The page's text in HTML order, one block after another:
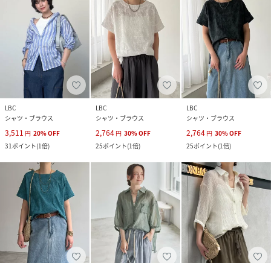
LBC
シャツ・ブラウス
3,511 円 20%OFF
31ポイント(1倍)
LBC
シャツ・ブラウス
2,764 円 30%OFF
25ポイント(1倍)
LBC
シャツ・ブラウス
2,764 円 30%OFF
25ポイント(1倍)